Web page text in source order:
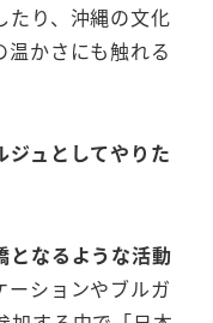
たり、沖縄の文化
温かさにも触れる
ュとしてやりた
なるような活動
ションやブルガ